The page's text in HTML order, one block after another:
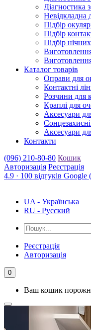
Діагностика
Невідкладна
Підбір
Підбір
Підбір
Каталог товарів
Оправи для
Контактні
Розчини для
Краплі для
Аксесуари
Аксесуари
Контакти
(096) 210-80-80 Кошик
Авторизація Реєстрація
4.9 · 100 відгуків Google
UA - Українська
RU - Русский
Реєстрація
Авторизація
0
Ваш кошик